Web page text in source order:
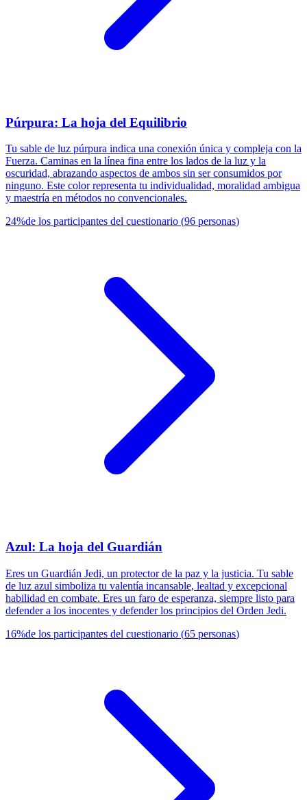
Púrpura: La hoja del Equilibrio
Tu sable de luz púrpura indica una conexión única y compleja con la
Fuerza. Caminas en la línea fina entre los lados de la luz y la
oscuridad, abrazando aspectos de ambos sin ser consumidos por
ninguno. Este color representa tu individualidad, moralidad ambigua
y maestría en métodos no convencionales.
24%de los participantes del cuestionario (96 personas)
Azul: La hoja del Guardián
Eres un Guardián Jedi, un protector de la paz y la justicia. Tu sable
de luz azul simboliza tu valentía incansable, lealtad y excepcional
habilidad en combate. Eres un faro de esperanza, siempre listo para
defender a los inocentes y defender los principios del Orden Jedi.
16%de los participantes del cuestionario (65 personas)